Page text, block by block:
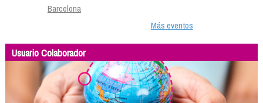
Barcelona
Más eventos
Usuario Colaborador